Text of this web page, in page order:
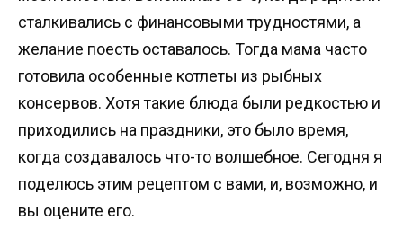
сталкивались с финансовыми трудностями, а
желание поесть оставалось. Тогда мама часто
готовила особенные котлеты из рыбных
консервов. Хотя такие блюда были редкостью и
приходились на праздники, это было время,
когда создавалось что-то волшебное. Сегодня я
поделюсь этим рецептом с вами, и, возможно, и
вы оцените его.